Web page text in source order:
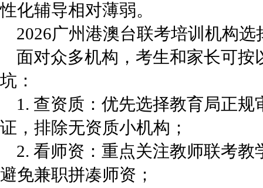
性化辅导相对薄弱。
2026广州港澳台联考培训机构选
面对众多机构，考生和家长可
坑：
1. 查资质：优先选择教育局正
证，排除无资质小机构；
2. 看师资：重点关注教师联考
避免兼职拼凑师资；